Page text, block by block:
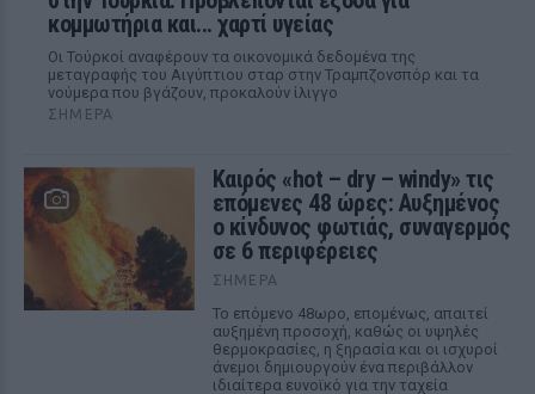
κομμωτήρια και... χαρτί υγείας
Οι Τούρκοί αναφέρουν τα οικονομικά δεδομένα της
μεταγραφής του Αιγύπτιου σταρ στην Τραμπζονσπόρ και τα
νούμερα που βγάζουν, προκαλούν ίλιγγο
ΣΉΜΕΡΑ
Καιρός «hot – dry – windy» τις
επόμενες 48 ώρες: Αυξημένος
ο κίνδυνος φωτιάς, συναγερμός
σε 6 περιφέρειες
ΣΉΜΕΡΑ
Το επόμενο 48ωρο, επομένως, απαιτεί
αυξημένη προσοχή, καθώς οι υψηλές
θερμοκρασίες, η ξηρασία και οι ισχυροί
άνεμοι δημιουργούν ένα περιβάλλον
ιδιαίτερα ευνοϊκό για την ταχεία